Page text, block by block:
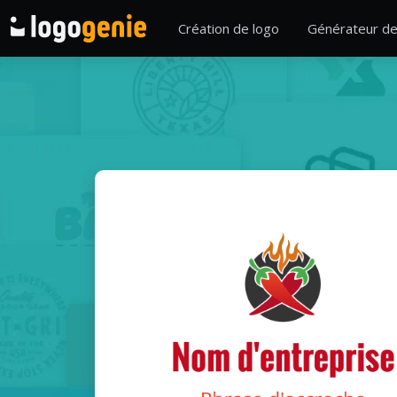
Création de logo Générateur